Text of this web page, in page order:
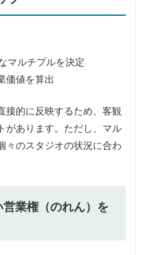
マルチプルを決定
価値を算出
接的に反映するため、客観
があります。ただし、マル
々のスタジオの状況に合わ
業権（のれん）を